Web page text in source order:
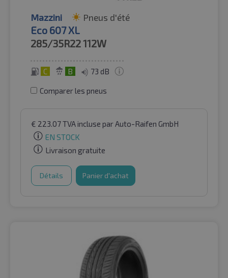
Mazzini Pneus d'été
Eco 607 XL
285/35R22112W
C B 73 dB
Comparer les pneus
€ 223.07TVA incluse par Auto-Raifen GmbH
EN STOCK
Livraison gratuite
Détails Panier d'achat